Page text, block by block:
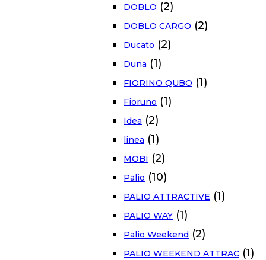
DOBLO (2)
DOBLO CARGO (2)
Ducato (2)
Duna (1)
FIORINO QUBO (1)
Fioruno (1)
Idea (2)
linea (1)
MOBI (2)
Palio (10)
PALIO ATTRACTIVE (1)
PALIO WAY (1)
Palio Weekend (2)
PALIO WEEKEND ATTRAC (1)